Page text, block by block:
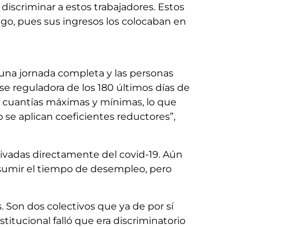
a estos trabajadores. Estos
pues sus ingresos los colocaban en
jornada completa y las personas
reguladora de los 180 últimos días de
cuantías máximas y mínimas, lo que
se aplican coeficientes reductores”,
directamente del covid-19. Aún
el tiempo de desempleo, pero
Son dos colectivos que ya de por sí
falló que era discriminatorio